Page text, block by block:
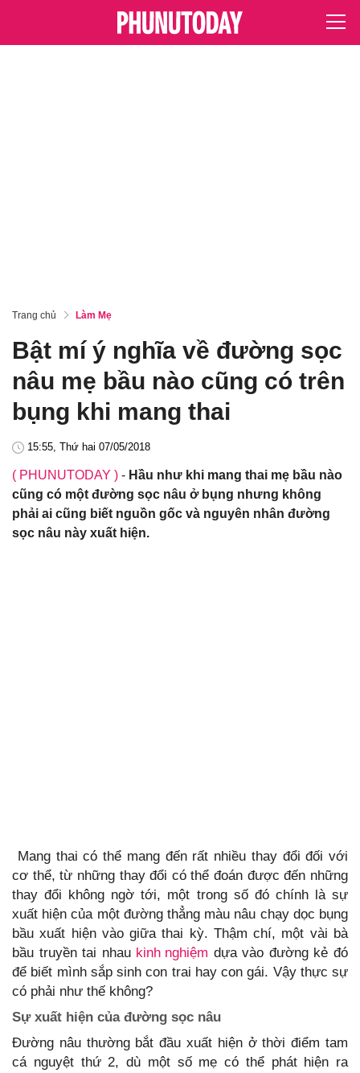
Trang chủ Làm Mẹ
Bật mí ý nghĩa về đường sọc
nâu mẹ bầu nào cũng có trên
bụng khi mang thai
15:55, Thứ hai 07/05/2018
( PHUNUTODAY ) - Hầu như khi mang thai mẹ bầu nào
cũng có một đường sọc nâu ở bụng nhưng không
phải ai cũng biết nguồn gốc và nguyên nhân đường
sọc nâu này xuất hiện.
Mang thai có thể mang đến rất nhiều thay đổi đối với
cơ thể, từ những thay đổi có thể đoán được đến những
thay đổi không ngờ tới, một trong số đó chính là sự
xuất hiện của một đường thẳng màu nâu chạy dọc bụng
bầu xuất hiện vào giữa thai kỳ. Thậm chí, một vài bà
bầu truyền tai nhau kinh nghiệm dựa vào đường kẻ đó
để biết mình sắp sinh con trai hay con gái. Vậy thực sự
có phải như thế không?
Sự xuất hiện của đường sọc nâu
Đường nâu thường bắt đầu xuất hiện ở thời điểm tam
cá nguyệt thứ 2, dù một số mẹ có thể phát hiện ra